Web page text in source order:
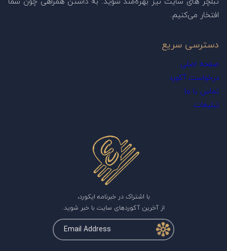
افتخار می‌کنیم.
دسترسی سریع
صفحه اصلی
درخواست آکورد
تماس با ما
تبلیغات
با اشتراک در خبرنامه ایکورد،
از آخرین آکوردهای سایت با خبر شوید.